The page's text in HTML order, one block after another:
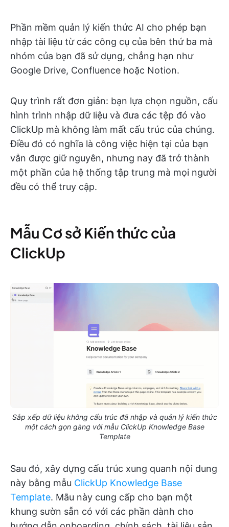
Phần mềm quản lý kiến thức AI cho phép bạn
nhập tài liệu từ các công cụ của bên thứ ba mà
nhóm của bạn đã sử dụng, chẳng hạn như
Google Drive, Confluence hoặc Notion.
Quy trình rất đơn giản: bạn lựa chọn nguồn, cấu
hình trình nhập dữ liệu và đưa các tệp đó vào
ClickUp mà không làm mất cấu trúc của chúng.
Điều đó có nghĩa là công việc hiện tại của bạn
vẫn được giữ nguyên, nhưng nay đã trở thành
một phần của hệ thống tập trung mà mọi người
đều có thể truy cập.
Mẫu Cơ sở Kiến thức của
ClickUp
Sắp xếp dữ liệu không cấu trúc đã nhập và quản lý kiến thức
một cách gọn gàng với mẫu ClickUp Knowledge Base
Template
Sau đó, xây dựng cấu trúc xung quanh nội dung
này bằng mẫu ClickUp Knowledge Base
Template. Mẫu này cung cấp cho bạn một
khung sườn sẵn có với các phần dành cho